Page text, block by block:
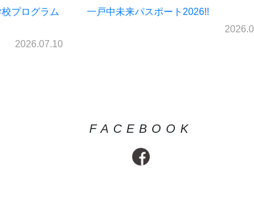
㈱オリテック21様・岩手銀行様より寄
FACEBOOK